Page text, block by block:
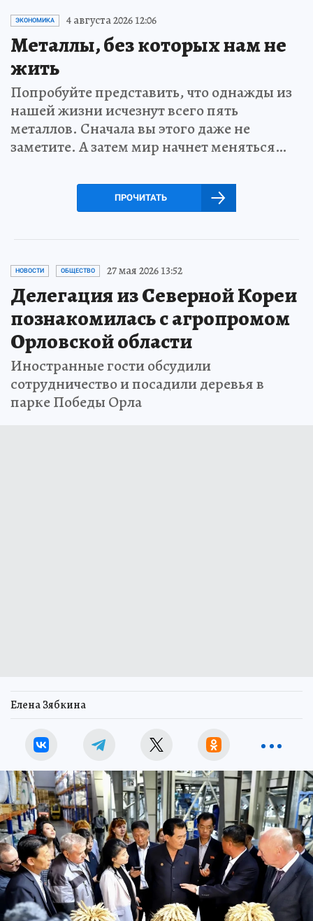
ЭКОНОМИКА 4 августа 2026 12:06
Металлы, без которых нам не
жить
Попробуйте представить, что однажды из
нашей жизни исчезнут всего пять
металлов. Сначала вы этого даже не
заметите. А затем мир начнет меняться…
ПРОЧИТАТЬ
НОВОСТИ ОБЩЕСТВО 27 мая 2026 13:52
Делегация из Северной Кореи
познакомилась с агропромом
Орловской области
Иностранные гости обсудили
сотрудничество и посадили деревья в
парке Победы Орла
Елена Зябкина